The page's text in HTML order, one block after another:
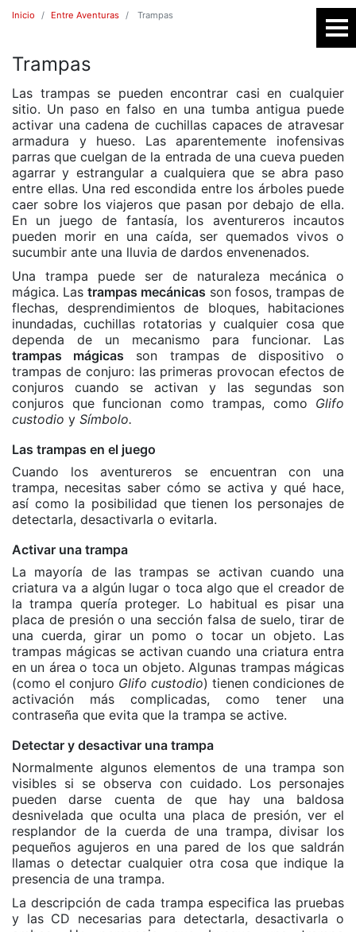
Inicio Entre Aventuras Trampas
Trampas
Las trampas se pueden encontrar casi en cualquier
sitio. Un paso en falso en una tumba antigua puede
activar una cadena de cuchillas capaces de atravesar
armadura y hueso. Las aparentemente inofensivas
parras que cuelgan de la entrada de una cueva pueden
agarrar y estrangular a cualquiera que se abra paso
entre ellas. Una red escondida entre los árboles puede
caer sobre los viajeros que pasan por debajo de ella.
En un juego de fantasía, los aventureros incautos
pueden morir en una caída, ser quemados vivos o
sucumbir ante una lluvia de dardos envenenados.
Una trampa puede ser de naturaleza mecánica o
mágica. Las trampas mecánicas son fosos, trampas de
flechas, desprendimientos de bloques, habitaciones
inundadas, cuchillas rotatorias y cualquier cosa que
dependa de un mecanismo para funcionar. Las
trampas mágicas son trampas de dispositivo o
trampas de conjuro: las primeras provocan efectos de
conjuros cuando se activan y las segundas son
conjuros que funcionan como trampas, como Glifo
custodio y Símbolo.
Las trampas en el juego
Cuando los aventureros se encuentran con una
trampa, necesitas saber cómo se activa y qué hace,
así como la posibilidad que tienen los personajes de
detectarla, desactivarla o evitarla.
Activar una trampa
La mayoría de las trampas se activan cuando una
criatura va a algún lugar o toca algo que el creador de
la trampa quería proteger. Lo habitual es pisar una
placa de presión o una sección falsa de suelo, tirar de
una cuerda, girar un pomo o tocar un objeto. Las
trampas mágicas se activan cuando una criatura entra
en un área o toca un objeto. Algunas trampas mágicas
(como el conjuro Glifo custodio) tienen condiciones de
activación más complicadas, como tener una
contraseña que evita que la trampa se active.
Detectar y desactivar una trampa
Normalmente algunos elementos de una trampa son
visibles si se observa con cuidado. Los personajes
pueden darse cuenta de que hay una baldosa
desnivelada que oculta una placa de presión, ver el
resplandor de la cuerda de una trampa, divisar los
pequeños agujeros en una pared de los que saldrán
llamas o detectar cualquier otra cosa que indique la
presencia de una trampa.
La descripción de cada trampa especifica las pruebas
y las CD necesarias para detectarla, desactivarla o